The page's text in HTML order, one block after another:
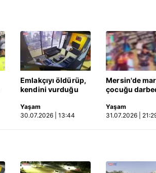
Emlakçıyı öldürüp,
kendini vurduğu
ortaya çıktı | Video
Yaşam
30.07.2026 | 13:44
Mersin'de
çocuğu
Yaşam
31.07.2026 |